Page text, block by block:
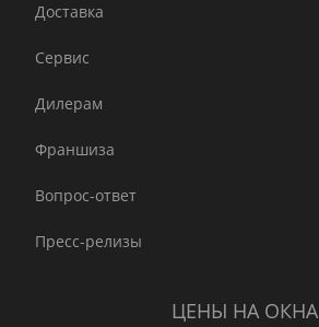
Доставка
Сервис
Дилерам
Франшиза
Вопрос-ответ
Пресс-релизы
ЦЕНЫ НА ОКНА